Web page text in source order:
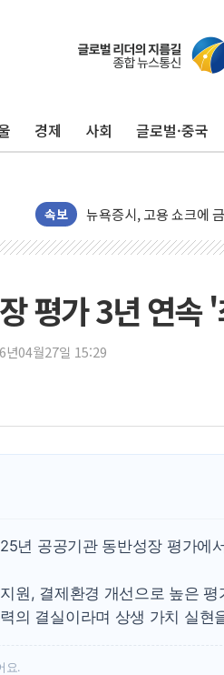
경제 사회 글로벌·중국
속보
민주, 오늘 제주·인천 경
한상협, 업계 개인정보
트럼프, 쿡 연준 이사 해
유럽증시, 美 고용 예상
[종합] 이슬람 수니파
트럼프, 백신·자폐증
美 항소법원, 백악관 무
이란 핵심 원유 수출항
美 고용 쇼크에 엔화
[AI MY 뉴스] 뉴욕 반도
뉴욕증시 프리뷰, 美 고
뉴욕증시 개장 전 특징
트럼프 "금리 내려야"…
특정 정치인 측근 포항
李 "해남 태양광, 대한
평가 3년 연속
년04월27일 15:29
년 공공기관 동반성장 평가에
원, 결제환경 개선으로 높은 평
의 결실이라며 상생 가치 실현
요.